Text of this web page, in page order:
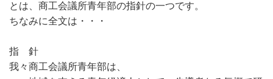
とは、商工会議所青年部の指針の一つです。
ちなみに全文は・・・
指 針
我々商工会議所青年部は、